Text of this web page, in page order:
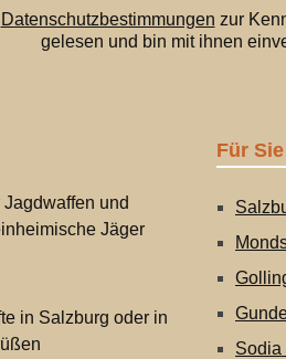
Datenschutzbestimmungen zur
gelesen und bin mit ihnen
und
Jäger
in Salzburg oder in
Für
Sodia